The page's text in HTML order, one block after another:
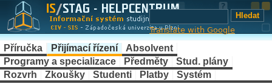
Translate with Google
Příručka Přijímací řízení
Absolvent
Programy a specializace
Předměty
Stud. plány
Rozvrh
Zkoušky Studenti Platby Systém